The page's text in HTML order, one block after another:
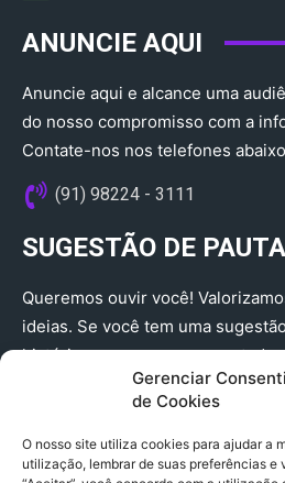
Gerenciar
de Cookies
O nosso site utiliza cookies para ajudar a
utilização, lembrar de suas preferências e
ANUNCIE AQUI
Anuncie aqui e alcance uma
do nosso compromisso com a
Contate-nos nos telefones abaixo
(91) 98224 - 3111
SUGESTÃO DE PAUTA
Queremos ouvir você!
ideias. Se você tem uma
história que merece ser
(91) 98224 - 3111